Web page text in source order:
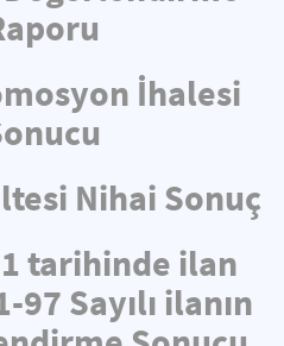
İhalesi
Nihai Sonuç
tarihinde ilan
Sayılı ilanın